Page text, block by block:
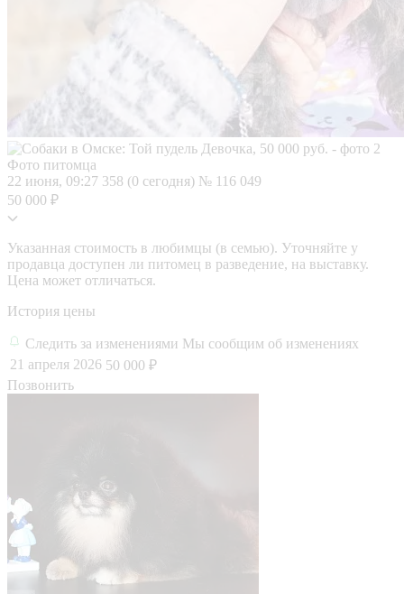
Фото питомца
22 июня, 09:27 358 (0 сегодня) № 116 049
50 000 ₽
Указанная стоимость в любимцы (в семью). Уточняйте у
продавца доступен ли питомец в разведение, на выставку.
Цена может отличаться.
История цены
Следить за изменениями Мы сообщим об изменениях
21 апреля 2026 50 000 ₽
Позвонить